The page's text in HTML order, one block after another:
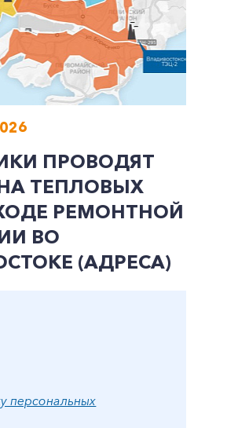
ПРОВОДЯТ
ТЕПЛОВЫХ
РЕМОНТНОЙ
ВО
(АДРЕСА)
персональных